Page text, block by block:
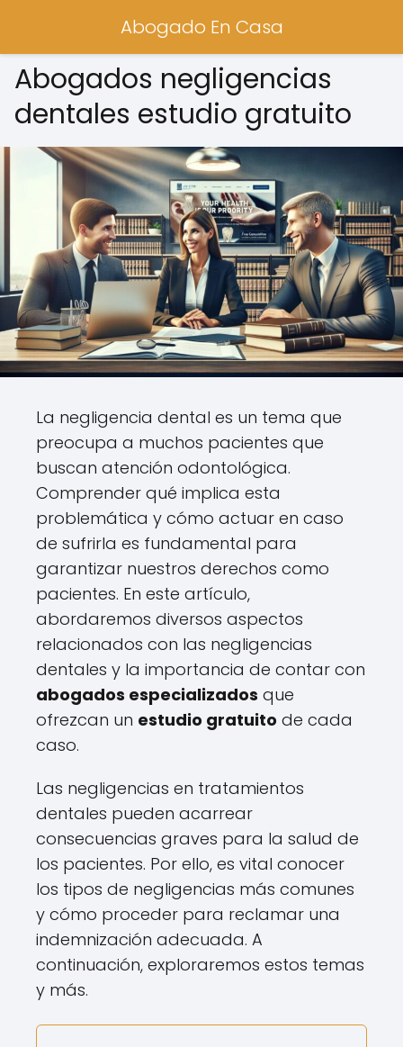
Abogado En Casa
Abogados negligencias
dentales estudio gratuito
La negligencia dental es un tema que
preocupa a muchos pacientes que
buscan atención odontológica.
Comprender qué implica esta
problemática y cómo actuar en caso
de sufrirla es fundamental para
garantizar nuestros derechos como
pacientes. En este artículo,
abordaremos diversos aspectos
relacionados con las negligencias
dentales y la importancia de contar con
abogados especializados que
ofrezcan un estudio gratuito de cada
caso.
Las negligencias en tratamientos
dentales pueden acarrear
consecuencias graves para la salud de
los pacientes. Por ello, es vital conocer
los tipos de negligencias más comunes
y cómo proceder para reclamar una
indemnización adecuada. A
continuación, exploraremos estos temas
y más.